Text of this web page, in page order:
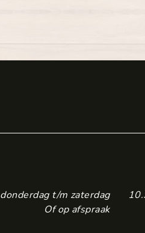
donderdag t/m zaterdag
Of op afspraak